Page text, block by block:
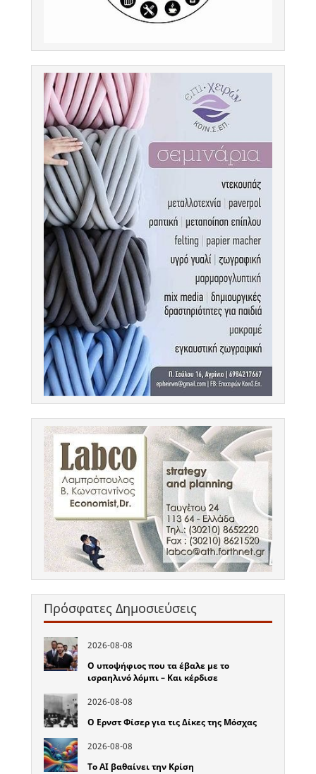
Πρόσφατες Δημοσιεύσεις
2026-08-08
Ο υποψήφιος που τα έβαλε με το
ισραηλινό λόμπι – Και κέρδισε
2026-08-08
Ο Ερνστ Φίσερ για τις Δίκες της Μόσχας
2026-08-08
Το ΑΙ βαθαίνει την Κρίση